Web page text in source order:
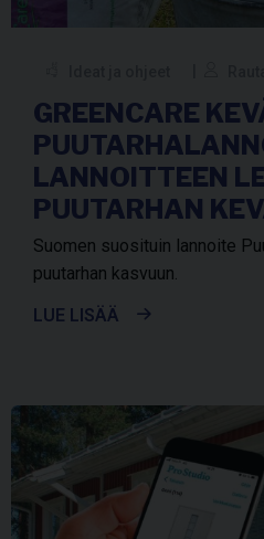
GREENCARE
LANNOITTEEN
PUUTARHAN
Suomen suosituin lannoite
puutarhan kasvuun.
LUE LISÄÄ